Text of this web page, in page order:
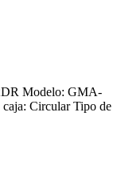
Modelo: GMA-
Circular Tipo de